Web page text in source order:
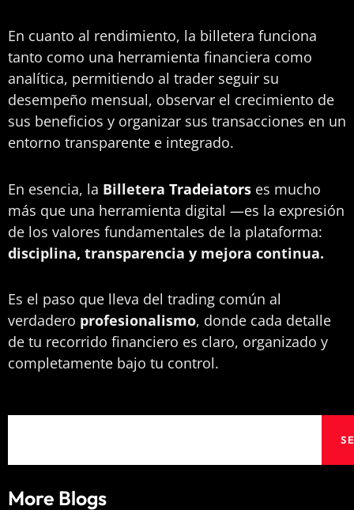
En cuanto al rendimiento, la billetera funciona
tanto como una herramienta financiera como
analítica, permitiendo al trader seguir su
desempeño mensual, observar el crecimiento de
sus beneficios y organizar sus transacciones en un
entorno transparente e integrado.
En esencia, la Billetera Tradeiators es mucho
más que una herramienta digital —es la expresión
de los valores fundamentales de la plataforma:
disciplina, transparencia y mejora continua.
Es el paso que lleva del trading común al
verdadero profesionalismo, donde cada detalle
de tu recorrido financiero es claro, organizado y
completamente bajo tu control.
More Blogs